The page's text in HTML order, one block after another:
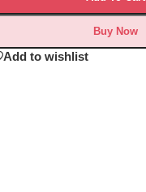
Buy Now
Add to wishlist